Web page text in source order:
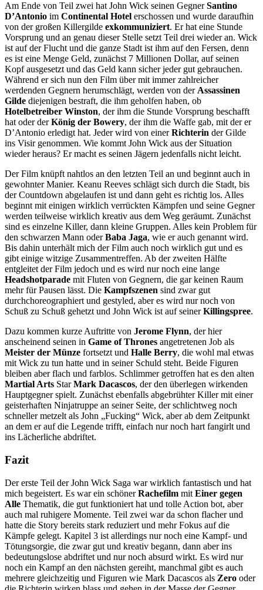
Am Ende von Teil zwei hat John Wick seinen GegnerSantino
D’Antonio im Continental Hotel erschossen und wurde daraufhin
von der großen Killergilde exkommuniziert. Er hat eine Stunde
Vorsprung und an genau dieser Stelle setzt Teil drei wieder an. Wick
ist auf der Flucht und die ganze Stadt ist ihm auf den Fersen, denn
es ist eine Menge Geld, zunächst 7 Millionen Dollar, auf seinen
Kopf ausgesetzt und das Geld kann sicher jeder gut gebrauchen.
Während er sich nun den Film über mit immer zahlreicher
werdenden Gegnern herumschlägt, werden von der Assassinen
Gilde diejenigen bestraft, die ihm geholfen haben, ob
Hotelbetreiber Winston, der ihm die Stunde Vorsprung beschafft
hat oder derKönig der Bowery, der ihm die Waffe gab, mit der er
D’Antonio erledigt hat. Jeder wird von einerRichterin der Gilde
ins Visir genommen. Wie kommt John Wick aus der Situation
wieder heraus? Er macht es seinen Jägern jedenfalls nicht leicht.
Der Film knüpft nahtlos an den letzten Teil an und beginnt auch in
gewohnter Manier. Keanu Reeves schlägt sich durch die Stadt, bis
der Countdown abgelaufen ist und dann geht es richtig los. Alles
beginnt mit einigen wirklich verrückten Kämpfen und seine Gegner
werden teilweise wirklich kreativ aus dem Weg geräumt. Zunächst
sind es einzelne Killer, dann kleine Gruppen. Alles kein Problem für
den schwarzen Mann oderBaba Jaga, wie er auch genannt wird.
Bis dahin unterhält mich der Film auch noch wirklich gut und es
gibt einige witzige Zusammentreffen. Ab der zweiten Hälfte
entgleitet der Film jedoch und es wird nur noch eine lange
Headshotparade mit Fluten von Gegnern, die gar keinen Raum
mehr für Pausen lässt. Die Kampfszenen sind zwar gut
durchchoreographiert und gestyled, aber es wird nur noch von
Schuß zu Schuß gehetzt und John Wick ist auf seinerKillingspree.
Dazu kommen kurze Auftritte von Jerome Flynn, der hier
anscheinend seinen in Game of Thrones angetretenen Job als
Meister der Münze fortsetzt und Halle Berry, die wohl mal etwas
mit Wick zu tun hatte und in seiner Schuld steht. Beide Figuren
bleiben aber flach und farblos. Schlimmer getroffen hat es den alten
Martial Arts StarMark Dacascos, der den überlegen wirkenden
Hauptgegner spielt. Zunächst ebenfalls abgebrühter Killer mit einer
geisterhaften Ninjatruppe an seiner Seite, der schlichtweg noch
schneller metzelt als John „Fucking“ Wick, aber ab dem Zeitpunkt
an dem er auf die Legende trifft, einfach nur noch hart fangirlt und
ins Lächerliche abdriftet.
Fazit
Der erste Teil der John Wick Saga war wirklich fantastisch und hat
mich begeistert. Es war ein schönerRachefilm mit Einer gegen
Alle Thematik, die gut funktioniert hat und tolle Action bot, aber
auch mal ruhigere Momente. Teil zwei war da schon flacher und
hatte die Story bereits stark reduziert und mehr Fokus auf die
Kämpfe gelegt. Kapitel 3 ist allerdings nur noch eine Kampf- und
Tötungsorgie, die zwar gut und kreativ begann, dann aber ins
bedeutungslose abdriftet und nur noch absurd wirkt. Es wird nur
noch ein Kampf an den nächsten gereiht, manchmal gibt es auch
mehrere gleichzeitig und Figuren wie Mark Dacascos als Zero oder